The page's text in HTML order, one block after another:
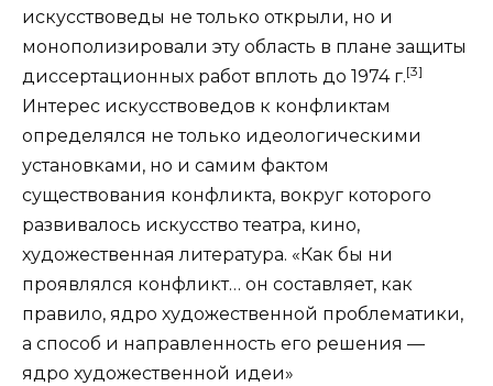
искусствоведы не только открыли, но и
монополизировали эту область в плане защиты
диссертационных работ вплоть до 1974 г.[3]
Интерес искусствоведов к конфликтам
определялся не только идеологическими
установками, но и самим фактом
существования конфликта, вокруг которого
развивалось искусство театра, кино,
художественная литература. «Как бы ни
проявлялся конфликт… он составляет, как
правило, ядро художественной проблематики,
а способ и направленность его решения —
ядро художественной идеи»